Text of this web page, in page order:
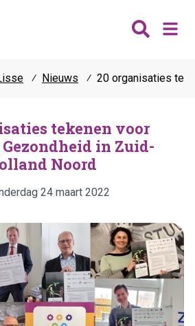
Lisse
Teylingen
Thema's
Vrijwilligers
Fit & vitaal
Mantelzorg
Verhuur
Contact
⁄ Nieuws ⁄ 20 organisaties
tekenen voor
in Zuid-
Noord
24 maart 2022